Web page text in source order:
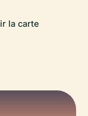
la carte